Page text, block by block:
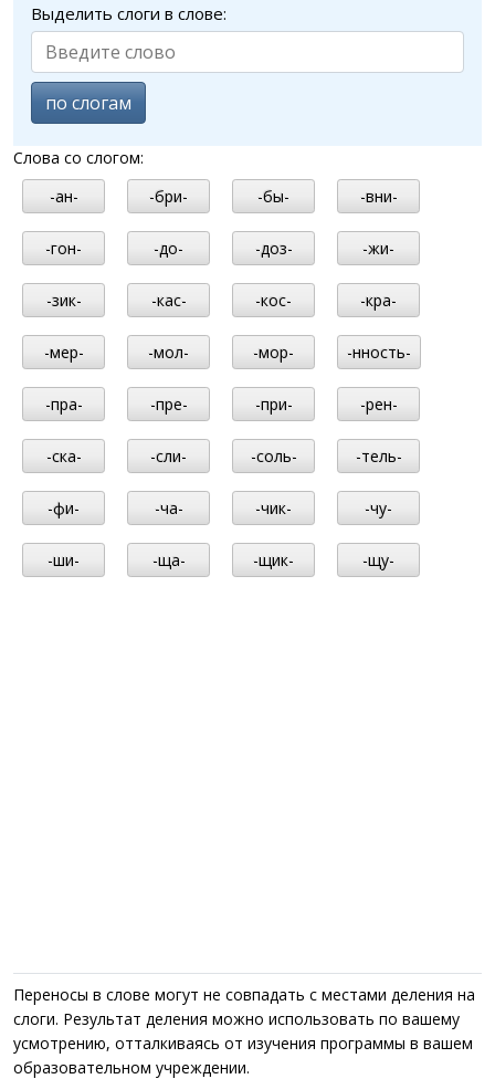
Выделить слоги в слове:
по слогам
Слова со слогом:
-ан-
-бри- -бы- -вни-
-гон- -до- -доз- -жи-
-зик- -кас- -кос- -кра-
-мер- -мол- -мор- -нность-
-пра- -пре- -при- -рен-
-ска- -сли- -соль- -тель-
-фи- -ча- -чик- -чу-
-ши- -ща- -щик- -щу-
Переносы в слове могут не совпадать с местами деления на
слоги. Результат деления можно использовать по вашему
усмотрению, отталкиваясь от изучения программы в вашем
образовательном учреждении.